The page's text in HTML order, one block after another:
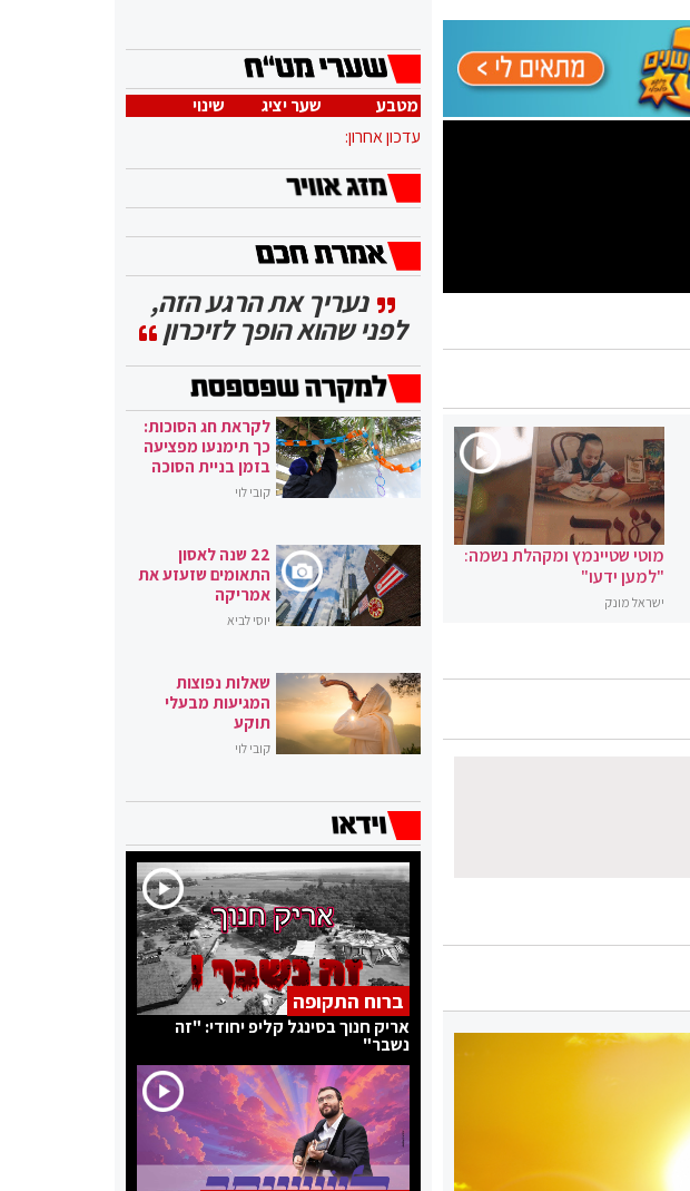
מוטי שטיינמץ ומקהלת נשמה:
"למען ידעו"
ישראל מונק
מטבע שער יציג
שינוי
עדכון אחרון:
נעריך את הרגע הזה,
לפני שהוא הופך לזיכרון
לקראת חג הסוכות:
כך תימנעו מפציעה
בזמן בניית הסוכה
קובי לוי
22 שנה לאסון
התאומים שזעזע את
אמריקה
יוסי לביא
שאלות נפוצות
המגיעות מבעלי
תוקע
קובי לוי
ברוח התקופה
אריק חנוך בסינגל קליפ יחודי: "זה
נשבר"